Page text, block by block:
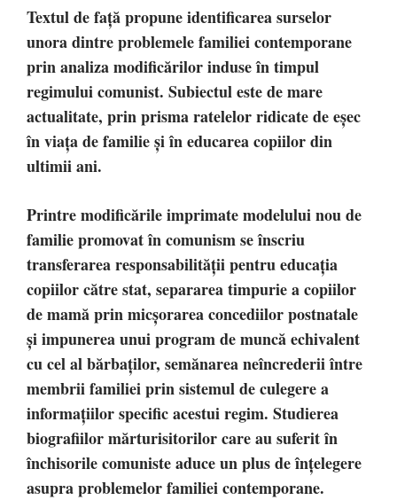
Textul de faţă propune identificarea surselor
unora dintre problemele familiei contemporane
prin analiza modificărilor induse în timpul
regimului comunist. Subiectul este de mare
actualitate, prin prisma ratelelor ridicate de eşec
în viaţa de familie şi în educarea copiilor din
ultimii ani.
Printre modificările imprimate modelului nou de
familie promovat în comunism se înscriu
transferarea responsabilităţii pentru educaţia
copiilor către stat, separarea timpurie a copiilor
de mamă prin micşorarea concediilor postnatale
şi impunerea unui program de muncă echivalent
cu cel al bărbaţilor, semănarea neîncrederii între
membrii familiei prin sistemul de culegere a
informaţiilor specific acestui regim. Studierea
biografiilor mărturisitorilor care au suferit în
închisorile comuniste aduce un plus de înţelegere
asupra problemelor familiei contemporane.